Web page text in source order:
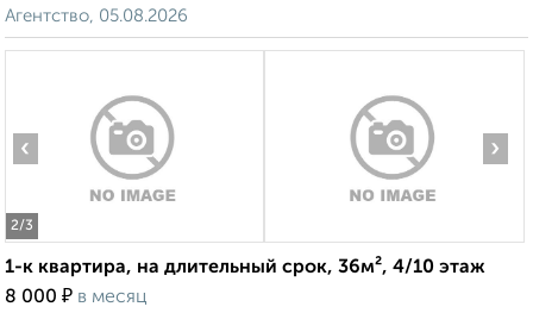
Агентство, 05.08.2026
2/3
‹ ›
1-к квартира, на длительный срок, 36м², 4/10 этаж
8 000 ₽ в месяц